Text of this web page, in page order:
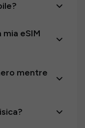
eSIM
mentre